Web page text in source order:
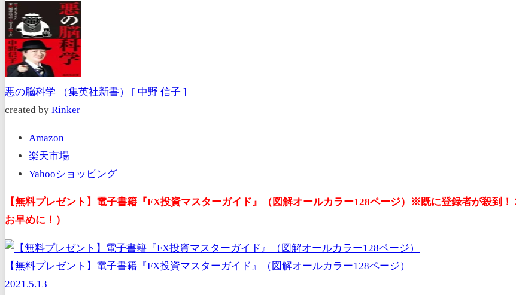
悪の脳科学 （集英社新書） [ 中野 信子 ]
created by Rinker
Amazon
楽天市場
Yahooショッピング
【無料プレゼント】電子書籍『FX投資マスターガイド』（図解オールカラー128ページ）※既に登録者が殺到
お早めに！）
【無料プレゼント】電子書籍『FX投資マスターガイド』（図解オールカラー128ページ）
2021.5.13